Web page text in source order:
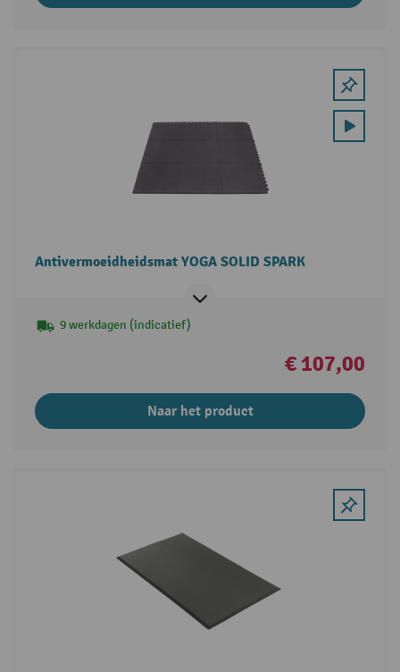
Antivermoeidheidsmat YOGA SOLID SPARK
9 werkdagen (indicatief)
€ 107,00
Naar het product